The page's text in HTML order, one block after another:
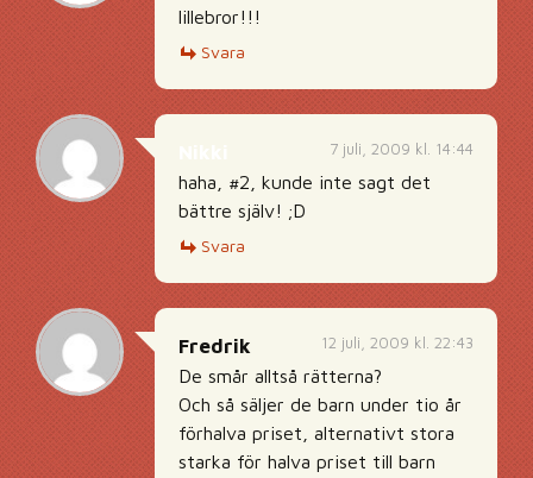
lillebror!!!
Svara
7 juli, 2009 kl. 14:44
haha, #2, kunde inte sagt det
bättre själv! ;D
Svara
12 juli, 2009 kl. 22:43
Fredrik
De smår alltså rätterna?
Och så säljer de barn under tio år
förhalva priset, alternativt stora
starka för halva priset till barn